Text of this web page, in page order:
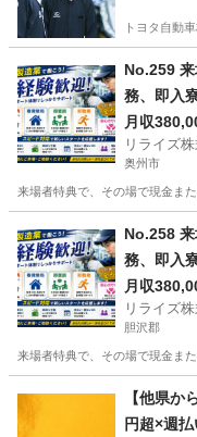
トヨタ自動
No.259
務、即入
む場所に
部品の製
月収
リライズ
奥州市
来場者特典で、その場で現金ま
No.258
務、即入
む場所に
部品の製
月収
リライズ
胆沢郡
来場者特典で、その場で現金ま
その他
【他県か
円超×週